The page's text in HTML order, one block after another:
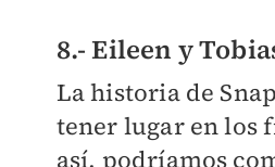
8.- Eileen y
La historia de
tener lugar en los
así, podríamos